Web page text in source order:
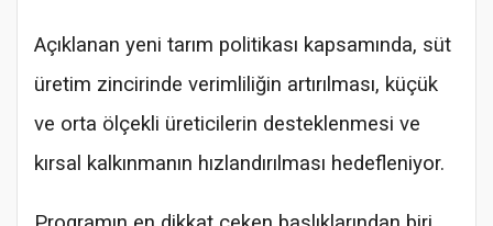
Açıklanan yeni tarım politikası kapsamında, süt
üretim zincirinde verimliliğin artırılması, küçük
ve orta ölçekli üreticilerin desteklenmesi ve
kırsal kalkınmanın hızlandırılması hedefleniyor.